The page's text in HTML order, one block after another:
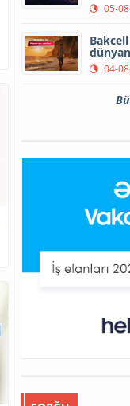
05-
04-